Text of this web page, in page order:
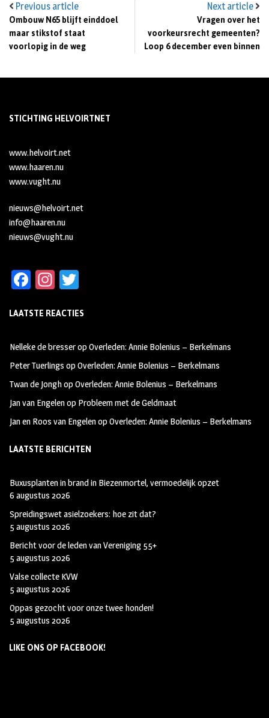
Previous article
Ombouw N65 blijft einddoel
maar stikstof staat
voorlopig in de weg
Next article
Vragen over het
voorkeursrecht gemeenten?
Loop 6 december even binnen
STICHTING HELVOIRTNET
www.helvoirt.net
www.haaren.nu
www.vught.nu
nieuws@helvoirt.net
info@haaren.nu
nieuws@vught.nu
Fa
b
oo
k
In
ag
m
tt
LAATSTE REACTIES
Nelleke de bresseropOverleden: Annie Bolenius – Berkelmans
Peter Tuerlings opOverleden: Annie Bolenius – Berkelmans
Twan de JonghopOverleden: Annie Bolenius – Berkelmans
Jan van Engelenop Probleem met de Geldmaat
Jan en Roos van EngelenopOverleden: Annie Bolenius – Berkelmans
LAATSTE BERICHTEN
Buxusplanten in brand in Biezenmortel, vermoedelijk opzet
6 augustus 2026
Spreidingswet asielzoekers: hoe zit dat?
5 augustus 2026
Bericht voor de leden van Vereniging 55+
5 augustus 2026
Valse collecte KVW
5 augustus 2026
Oppas gezocht voor onze twee honden!
5 augustus 2026
LIKE ONS OP FACEBOOK!